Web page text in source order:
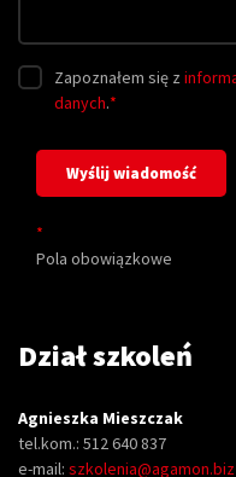
Zapoznałem się z
danych.*
*
Pola obowiązkowe
Dział szkoleń
Agnieszka Mieszczak
tel.kom.: 512 640 837
e-mail: szkolenia@agamon.biz